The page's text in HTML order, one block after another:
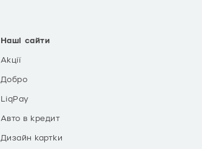
Наші сайти
Акції
Добро
LiqPay
Авто в кредит
Дизайн картки